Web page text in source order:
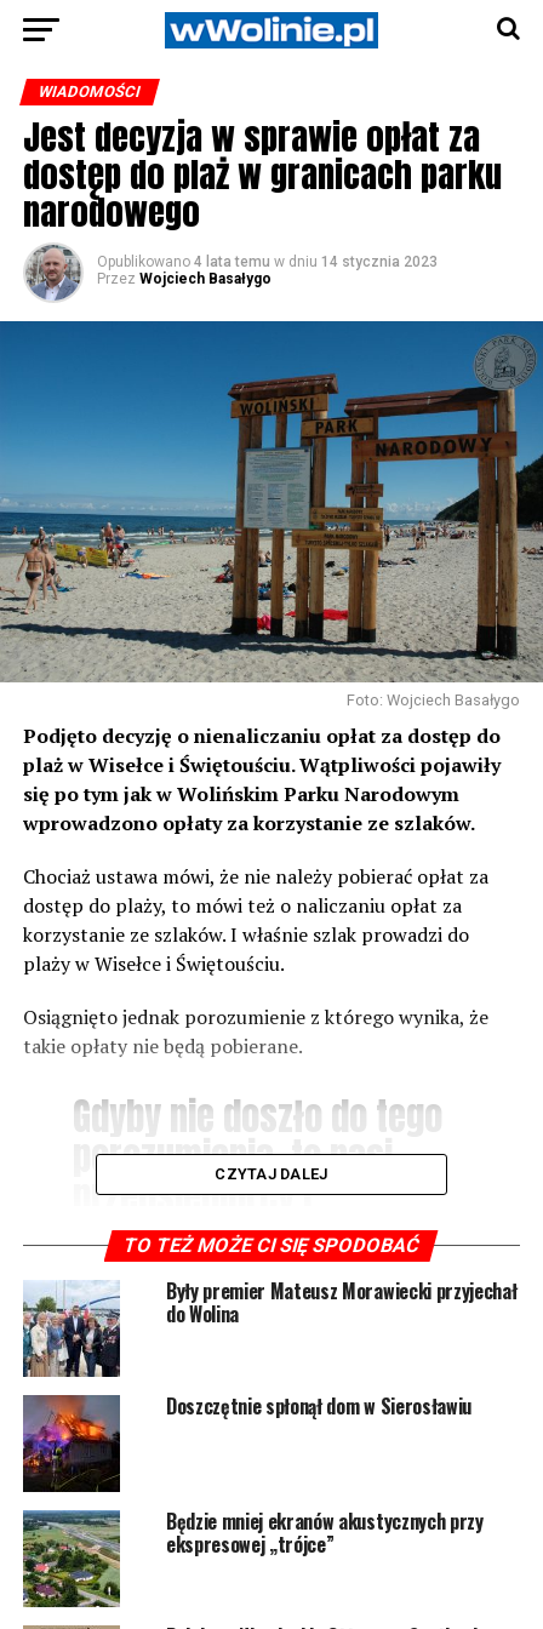
WIADOMOŚCI
Jest decyzja w sprawie opłat za
dostęp do plaż w granicach parku
narodowego
Opublikowano 4 lata temu w dniu 14 stycznia 2023
Przez Wojciech Basałygo
Foto: Wojciech Basałygo
Podjęto decyzję o nienaliczaniu opłat za dostęp do
plaż w Wisełce i Świętouściu. Wątpliwości pojawiły
się po tym jak w Wolińskim Parku Narodowym
wprowadzono opłaty za korzystanie ze szlaków.
Chociaż ustawa mówi, że nie należy pobierać opłat za
dostęp do plaży, to mówi też o naliczaniu opłat za
korzystanie ze szlaków. I właśnie szlak prowadzi do
plaży w Wisełce i Świętouściu.
Osiągnięto jednak porozumienie z którego wynika, że
takie opłaty nie będą pobierane.
Gdyby nie doszło do tego
porozumienia, to nasi
przedsiębiorcy i
mieszkańcy żyjący z
turystyki, którzy zmagali
się z wielomiesięcznymi
skutkami pandemicznymi,
mogliby mieć poważne
problemy finansowe –
tłumaczy Ewa
Grzybowska, burmistrz
Wolina.
CZYTAJ DALEJ
TO TEŻ MOŻE CI SIĘ SPODOBAĆ
Były premier Mateusz Morawiecki przyjechał
do Wolina
Doszczętnie spłonął dom w Sierosławiu
Będzie mniej ekranów akustycznych przy
ekspresowej „trójce”